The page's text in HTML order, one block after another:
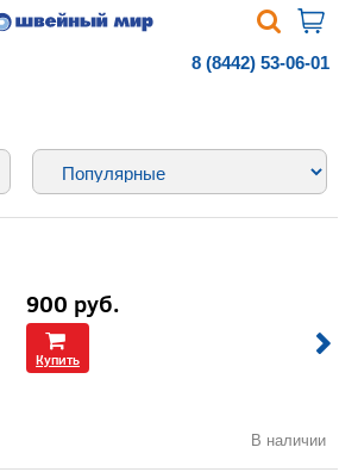
8 (8442) 53-06-01
900 руб.
Купить
В наличии